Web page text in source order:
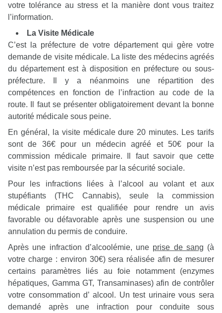
votre tolérance au stress et la manière dont vous traitez
l’information.
La Visite Médicale
C’est la préfecture de votre département qui gère votre
demande de visite médicale. La liste des médecins agréés
du département est à disposition en préfecture ou sous-
préfecture. Il y a néanmoins une répartition des
compétences en fonction de l’infraction au code de la
route. Il faut se présenter obligatoirement devant la bonne
autorité médicale sous peine.
En général, la visite médicale dure 20 minutes. Les tarifs
sont de 36€ pour un médecin agréé et 50€ pour la
commission médicale primaire. Il faut savoir que cette
visite n’est pas remboursée par la sécurité sociale.
Pour les infractions liées à l’alcool au volant et aux
stupéfiants (THC Cannabis), seule la commission
médicale primaire est qualifiée pour rendre un avis
favorable ou défavorable après une suspension ou une
annulation du permis de conduire.
Après une infraction d’alcoolémie, une prise de sang (à
votre charge : environ 30€) sera réalisée afin de mesurer
certains paramètres liés au foie notamment (enzymes
hépatiques, Gamma GT, Transaminases) afin de contrôler
votre consommation d’ alcool. Un test urinaire vous sera
demandé après une infraction pour conduite sous